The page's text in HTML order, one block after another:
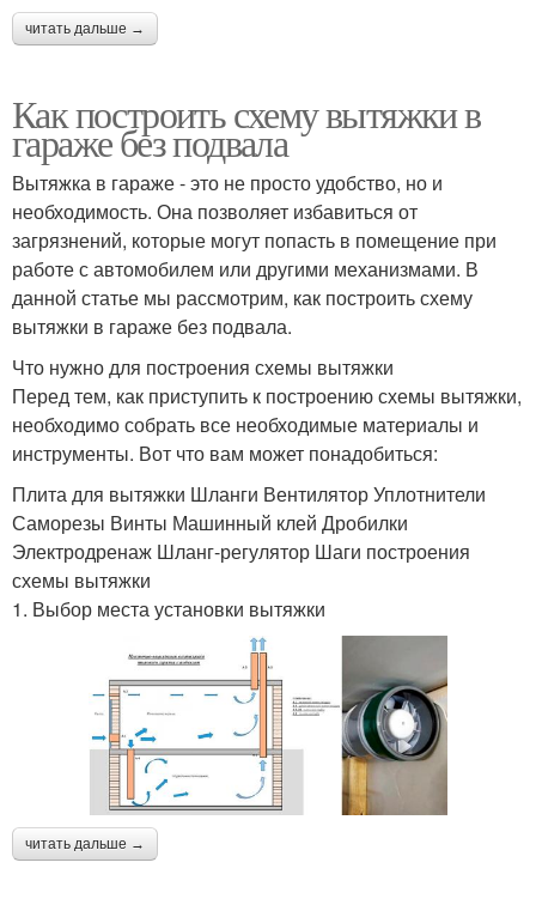
читать дальше →
Как построить схему вытяжки в
гараже без подвала
Вытяжка в гараже - это не просто удобство, но и
необходимость. Она позволяет избавиться от
загрязнений, которые могут попасть в помещение при
работе с автомобилем или другими механизмами. В
данной статье мы рассмотрим, как построить схему
вытяжки в гараже без подвала.
Что нужно для построения схемы вытяжки
Перед тем, как приступить к построению схемы вытяжки,
необходимо собрать все необходимые материалы и
инструменты. Вот что вам может понадобиться:
Плита для вытяжки Шланги Вентилятор Уплотнители
Саморезы Винты Машинный клей Дробилки
Электродренаж Шланг-регулятор Шаги построения
схемы вытяжки
1. Выбор места установки вытяжки
читать дальше →